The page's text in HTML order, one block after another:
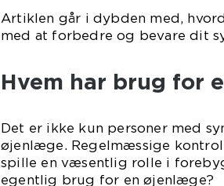
Artiklen går i dybden med,
med at forbedre og bevare dit
Hvem har brug for
Det er ikke kun personer med
øjenlæge. Regelmæssige
spille en væsentlig rolle i
egentlig brug for en øjenlæge?